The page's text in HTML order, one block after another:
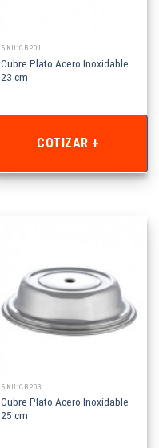
SKU: CBP01
Cubre Plato Acero Inoxidable
23 cm
COTIZAR +
SKU: CBP03
Cubre Plato Acero Inoxidable
25 cm